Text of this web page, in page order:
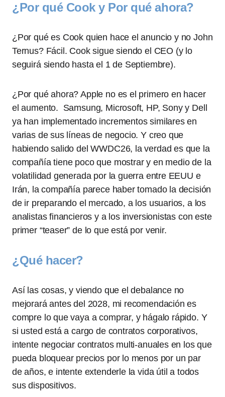
¿Por qué Cook y Por qué ahora?
¿Por qué es Cook quien hace el anuncio y no John
Ternus? Fácil. Cook sigue siendo el CEO (y lo
seguirá siendo hasta el 1 de Septiembre).
¿Por qué ahora? Apple no es el primero en hacer
el aumento. Samsung, Microsoft, HP, Sony y Dell
ya han implementado incrementos similares en
varias de sus líneas de negocio. Y creo que
habiendo salido del WWDC26, la verdad es que la
compañía tiene poco que mostrar y en medio de la
volatilidad generada por la guerra entre EEUU e
Irán, la compañía parece haber tomado la decisión
de ir preparando el mercado, a los usuarios, a los
analistas financieros y a los inversionistas con este
primer “teaser” de lo que está por venir.
¿Qué hacer?
Así las cosas, y viendo que el debalance no
mejorará antes del 2028, mi recomendación es
compre lo que vaya a comprar, y hágalo rápido. Y
si usted está a cargo de contratos corporativos,
intente negociar contratos multi-anuales en los que
pueda bloquear precios por lo menos por un par
de años, e intente extenderle la vida útil a todos
sus dispositivos.